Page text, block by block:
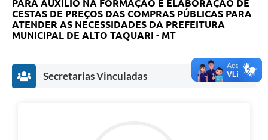
PARA AUXÍLIO NA FORMAÇÃO E ELABORAÇÃO DE
CESTAS DE PREÇOS DAS COMPRAS PÚBLICAS PARA
ATENDER AS NECESSIDADES DA PREFEITURA
MUNICIPAL DE ALTO TAQUARI - MT
Secretarias Vinculadas